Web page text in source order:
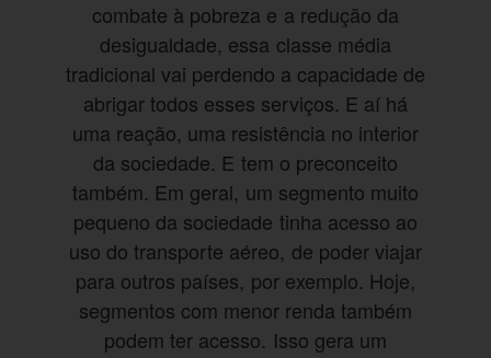
combate à pobreza e a redução da
desigualdade, essa classe média
tradicional vai perdendo a capacidade de
abrigar todos esses serviços. E aí há
uma reação, uma resistência no interior
da sociedade. E tem o preconceito
também. Em geral, um segmento muito
pequeno da sociedade tinha acesso ao
uso do transporte aéreo, de poder viajar
para outros países, por exemplo. Hoje,
segmentos com menor renda também
podem ter acesso. Isso gera um